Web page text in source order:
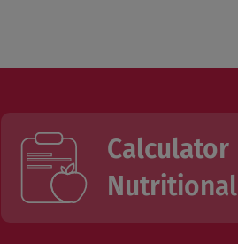
Calculator
Nutritional